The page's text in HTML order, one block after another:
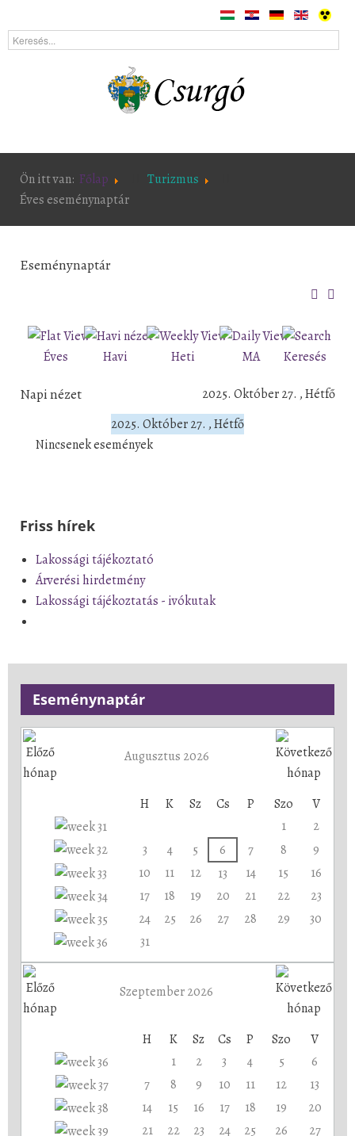
Ön itt van: Főlap
Turizmus
Éves eseménynaptár
Eseménynaptár
Éves Havi Heti MA Keresés
Napi nézet
2025. Október 27. , Hétfő
2025. Október 27. , Hétfő
Nincsenek események
Friss hírek
Lakossági tájékoztató
Árverési hirdetmény
Lakossági tájékoztatás - ivókutak
Eseménynaptár
Augusztus 2026
H K Sz Cs P Szo
V
1
2
3
4 5 6 7 8
9
10
11 12 13 14 15
16
17
18 19 20 21 22
23
24
25 26 27 28 29
30
31
Szeptember 2026
H K Sz Cs P Szo
V
1
2 3 4 5
6
7
8 9 10 11 12
13
14
15 16 17 18 19
20
21
22 23 24 25 26
27